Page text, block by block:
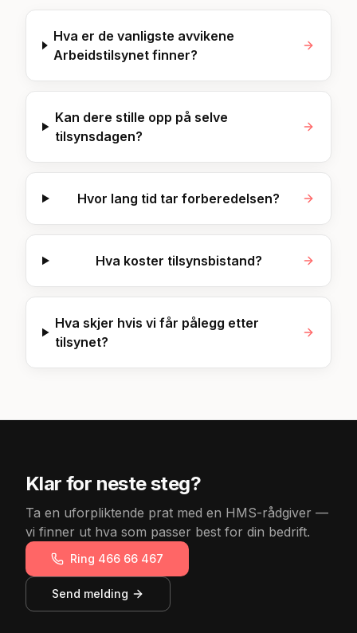
Hva er de vanligste avvikene
Arbeidstilsynet finner?
Kan dere stille opp på selve
tilsynsdagen?
Hvor lang tid tar forberedelsen?
Hva koster tilsynsbistand?
Hva skjer hvis vi får pålegg etter
tilsynet?
Klar for neste steg?
Ta en uforpliktende prat med en HMS-rådgiver —
vi finner ut hva som passer best for din bedrift.
Ring 466 66 467
Send melding